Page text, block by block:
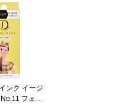
ンク イージ
フェミ